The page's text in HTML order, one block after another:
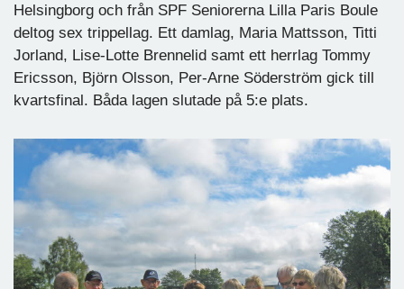
Helsingborg och från SPF Seniorerna Lilla Paris Boule
deltog sex trippellag. Ett damlag, Maria Mattsson, Titti
Jorland, Lise-Lotte Brennelid samt ett herrlag Tommy
Ericsson, Björn Olsson, Per-Arne Söderström gick till
kvartsfinal. Båda lagen slutade på 5:e plats.